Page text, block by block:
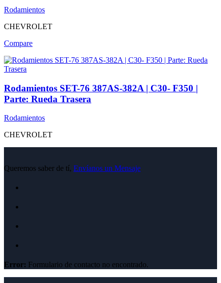
Rodamientos
CHEVROLET
Compare
Rodamientos SET-76 387AS-382A | C30- F350 |
Parte: Rueda Trasera
Rodamientos
CHEVROLET
Queremos saber de tí, Envíanos un Mensaje
Error: Formulario de contacto no encontrado.